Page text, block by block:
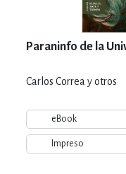
Paraninfo de la
Carlos Correa y otros
eBook
Impreso